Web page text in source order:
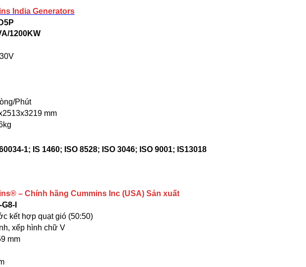
India Generators
1200KW
Phút
mm
1; IS 1460; ISO 8528; ISO 3046; ISO 9001; IS13018
® – Chính hãng Cummins Inc (USA) Sản xuất
I
kết hợp quạt gió (50:50)
xếp hình chữ V
mm